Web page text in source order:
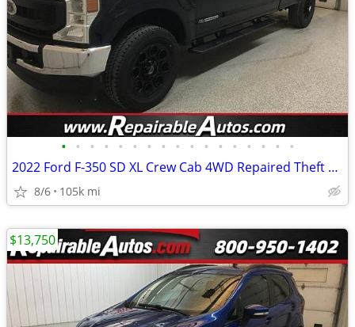
• • • • • • • • • • • • • • • • •
2022 Ford F-350 SD XL Crew Cab 4WD Repaired Theft Damage
8/6 105k mi
$13,750